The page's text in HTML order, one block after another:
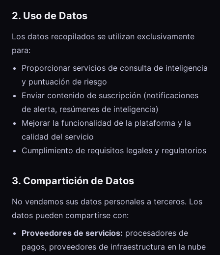
2. Uso de Datos
Los datos recopilados se utilizan exclusivamente
para:
Proporcionar servicios de consulta de inteligencia
y puntuación de riesgo
Enviar contenido de suscripción (notificaciones
de alerta, resúmenes de inteligencia)
Mejorar la funcionalidad de la plataforma y la
calidad del servicio
Cumplimiento de requisitos legales y regulatorios
3. Compartición de Datos
No vendemos sus datos personales a terceros. Los
datos pueden compartirse con:
Proveedores de servicios: procesadores de
pagos, proveedores de infraestructura en la nube